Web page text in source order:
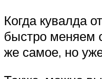
Когда кувалда
быстро меняем
же самое, но